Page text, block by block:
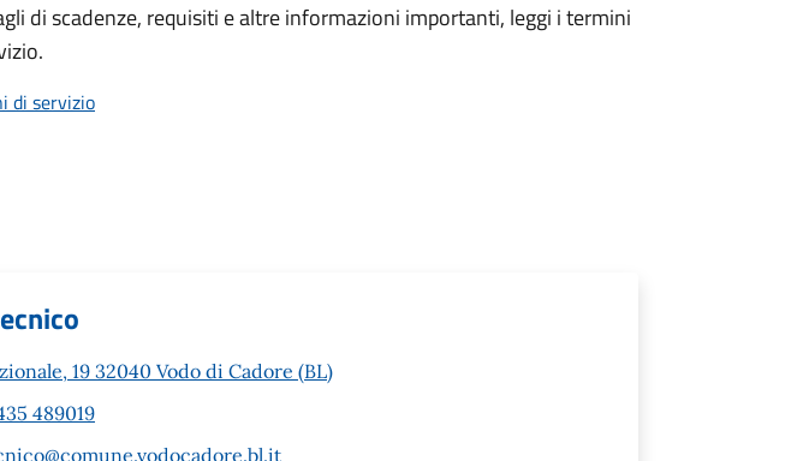
di scadenze, requisiti e altre informazioni importanti, leggi i termini
di servizio
19 32040 Vodo di Cadore (BL)
489019